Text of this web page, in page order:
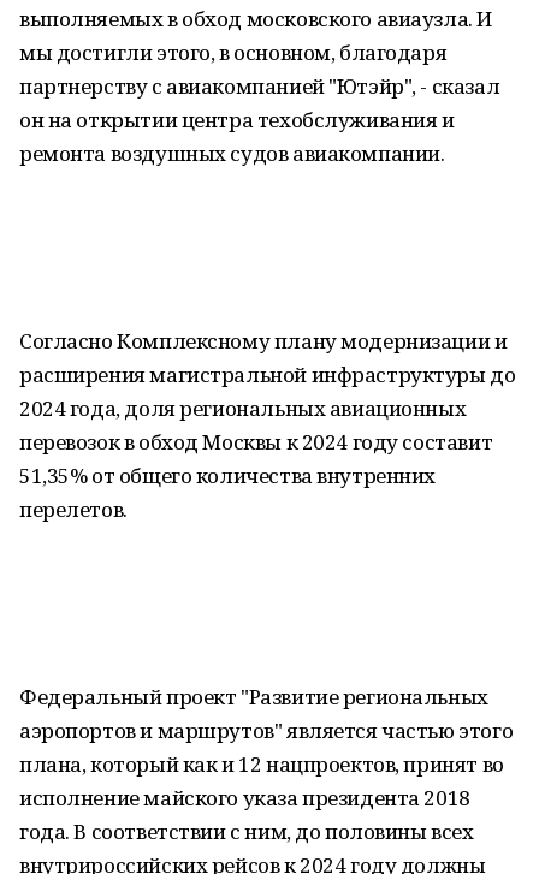
выполняемых в обход московского авиаузла. И
мы достигли этого, в основном, благодаря
партнерству с авиакомпанией "Ютэйр", - сказал
он на открытии центра техобслуживания и
ремонта воздушных судов авиакомпании.
Согласно Комплексному плану модернизации и
расширения магистральной инфраструктуры до
2024 года, доля региональных авиационных
перевозок в обход Москвы к 2024 году составит
51,35% от общего количества внутренних
перелетов.
Федеральный проект "Развитие региональных
аэропортов и маршрутов" является частью этого
плана, который как и 12 нацпроектов, принят во
исполнение майского указа президента 2018
года. В соответствии с ним, до половины всех
внутрироссийских рейсов к 2024 году должны